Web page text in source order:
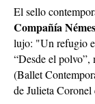
El sello
Compañía
lujo: "Un refugio
“Desde el
(Ballet
de Julieta